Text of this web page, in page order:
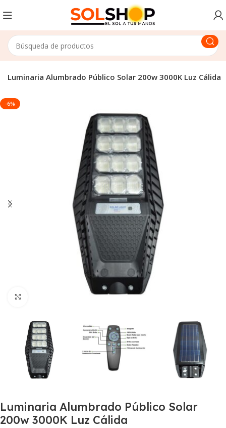
Luminaria Alumbrado Público Solar 200w 3000K Luz Cálida
-6%
Haga Click para agrandar
Luminaria Alumbrado Público Solar
200w 3000K Luz Cálida